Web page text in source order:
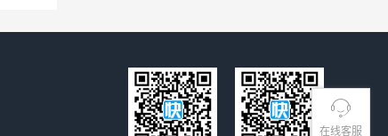
在线客服